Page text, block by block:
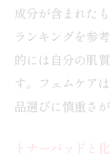
成分が含まれた
ランキングを参
的には自分の肌
す。フェムケア
品選びに慎重さ
トナーパッドと